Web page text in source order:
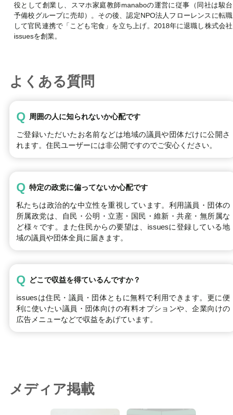
役として創業し、スマホ家庭教師manaboの運営に従事（同社は駿台
予備校グループに売却）。その後、認定NPO法人フローレンスに転職
して官民連携で「こども宅食」を立ち上げ。2018年に退職し株式会社
issuesを創業。
よくある質問
Q 周囲の人に知られないか心配です
ご登録いただいたお名前などは地域の議員や団体だけに公開さ
れます。住民ユーザーには非公開ですのでご安心ください。
Q 特定の政党に偏ってないか心配です
私たちは政治的な中立性を重視しています。利用議員・団体の
所属政党は、自民・公明・立憲・国民・維新・共産・無所属な
ど様々です。また住民からの要望は、issuesに登録している地
域の議員や団体全員に届きます。
Q どこで収益を得ているんですか？
issuesは住民・議員・団体ともに無料で利用できます。更に便
利に使いたい議員・団体向けの有料オプションや、企業向けの
広告メニューなどで収益をあげています。
メディア掲載